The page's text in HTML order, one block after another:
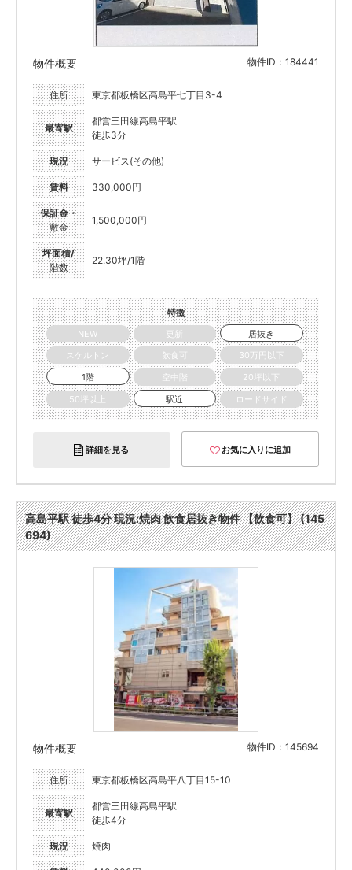
物件概要 物件ID：184441
住所 東京都板橋区高島平七丁目3-4
最寄駅
都営三田線高島平駅
徒歩3分
現況 サービス(その他)
賃料 330,000円
保証金・
敷金
1,500,000円
坪面積/
階数
22.30坪/1階
特徴
NEW
更新
居抜き
スケルトン
飲食可
30万円以下
1階
空中階
20坪以下
50坪以上
駅近 ロードサイド
詳細を見る お気に入りに追加
高島平駅 徒歩4分 現況:焼肉 飲食居抜き物件 【飲食可】 (145
694)
物件概要 物件ID：145694
住所 東京都板橋区高島平八丁目15-10
最寄駅
都営三田線高島平駅
徒歩4分
現況 焼肉